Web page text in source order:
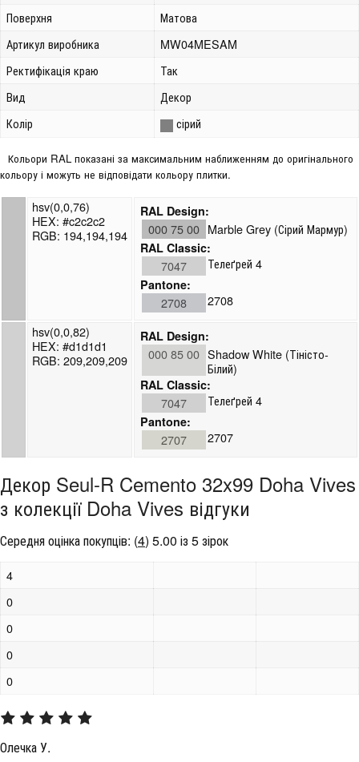
Поверхня
Матова
Артикул виробника
MW04MESAM
Ректифікація краю
Так
Вид
Декор
Колір
сірий
Кольори RAL показані за максимальним наближенням до оригінального
кольору і можуть не відповідати кольору плитки.
hsv(0,0,76)
HEX: #c2c2c2
RGB: 194,194,194
RAL Design:
000 75 00 Marble Grey (Сірий Мармур)
RAL Classic:
7047 Телеґрей 4
Pantone:
2708
2708
hsv(0,0,82)
HEX: #d1d1d1
RGB: 209,209,209
RAL Design:
000 85 00 Shadow White (Тіністо-
Білий)
RAL Classic:
7047 Телеґрей 4
Pantone:
2707 2707
Декор Seul-R Cemento 32x99 Doha Vives
з колекції Doha Vives відгуки
Середня оцінка покупців: (4) 5.00 із 5 зірок
4
0
0
0
0
Олечка У.